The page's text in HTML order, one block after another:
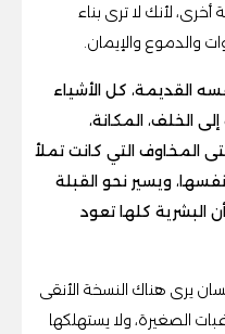
لأنك لا ترى بناء
والدموع والإيمان.
القديمة، كل الأشياء
الخلف، المكانة،
المخاوف التي كانت تملأ
ويسير نحو القبلة
البشرية كلها تعود
يرى هناك النسخة الأنقى
الصغيرة، ولا يستهلكها